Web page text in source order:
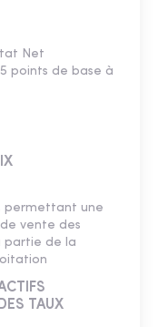
Net
points de base à
permettant une
vente des
partie de la
TAUX